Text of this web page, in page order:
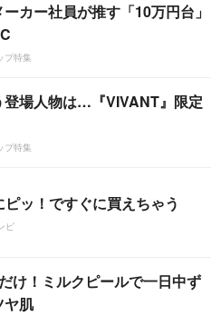
ーカー社員が推す「10万円台」
プ特集
登場人物は…『VIVANT』限定
プ特集
ピッ！ですぐに買えちゃう
ピ
け！ミルクピールで一日中ず
ヤ肌